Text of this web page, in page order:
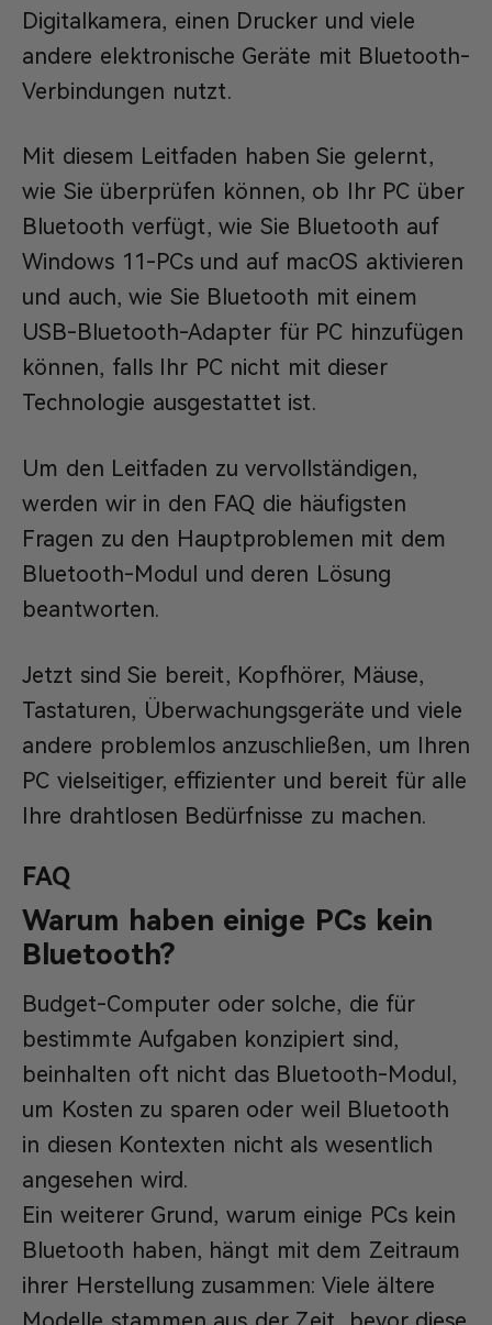
Digitalkamera, einen Drucker und viele
andere elektronische Geräte mit Bluetooth-
Verbindungen nutzt.
Mit diesem Leitfaden haben Sie gelernt,
wie Sie überprüfen können, ob Ihr PC über
Bluetooth verfügt, wie Sie Bluetooth auf
Windows 11-PCs und auf macOS aktivieren
und auch, wie Sie Bluetooth mit einem
USB-Bluetooth-Adapter für PC hinzufügen
können, falls Ihr PC nicht mit dieser
Technologie ausgestattet ist.
Um den Leitfaden zu vervollständigen,
werden wir in den FAQ die häufigsten
Fragen zu den Hauptproblemen mit dem
Bluetooth-Modul und deren Lösung
beantworten.
Jetzt sind Sie bereit, Kopfhörer, Mäuse,
Tastaturen, Überwachungsgeräte und viele
andere problemlos anzuschließen, um Ihren
PC vielseitiger, effizienter und bereit für alle
Ihre drahtlosen Bedürfnisse zu machen.
FAQ
Warum haben einige PCs kein
Bluetooth?
Budget-Computer oder solche, die für
bestimmte Aufgaben konzipiert sind,
beinhalten oft nicht das Bluetooth-Modul,
um Kosten zu sparen oder weil Bluetooth
in diesen Kontexten nicht als wesentlich
angesehen wird.
Ein weiterer Grund, warum einige PCs kein
Bluetooth haben, hängt mit dem Zeitraum
ihrer Herstellung zusammen: Viele ältere